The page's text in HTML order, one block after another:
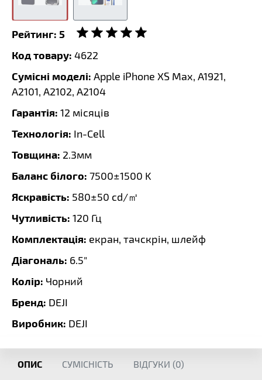
Рейтинг: 5
Код товару: 4622
Сумісні моделі: Apple iPhone XS Max, A1921,
A2101, A2102, A2104
Гарантія: 12 місяців
Технологія: In-Cell
Товщина: 2.3мм
Баланс білого: 7500±1500 K
Яскравість: 580±50 cd/㎡
Чутливість: 120 Гц
Комплектація: екран, тачскрін, шлейф
Діагональ: 6.5"
Колір: Чорний
Бренд: DEJI
Виробник: DEJI
ОПИС СУМІСНІСТЬ ВІДГУКИ (0)